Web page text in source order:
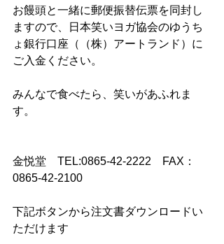
お饅頭と一緒に郵便振替伝票を同封し
ますので、日本笑いヨガ協会のゆうち
ょ銀行口座（（株）アートランド）に
ご入金ください。
みんなで食べたら、笑いがあふれま
す。
金悦堂　TEL:0865-42-2222　FAX：
0865-42-2100
下記ボタンから注文書ダウンロードい
ただけます